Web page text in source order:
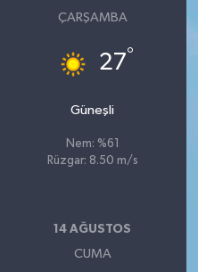
ÇARŞAMBA
27°
Güneşli
Nem: %61
Rüzgar: 8.50 m/s
14 AĞUSTOS
CUMA